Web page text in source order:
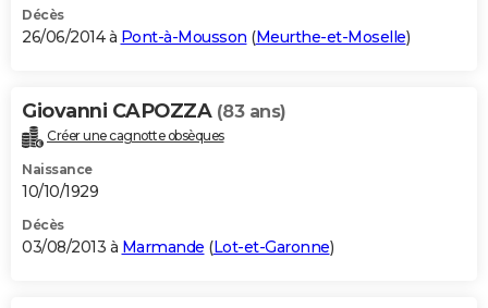
Décès
26/06/2014 à Pont-à-Mousson (Meurthe-et-Moselle)
Giovanni CAPOZZA (83 ans)
Créer une cagnotte obsèques
Naissance
10/10/1929
Décès
03/08/2013 à Marmande (Lot-et-Garonne)